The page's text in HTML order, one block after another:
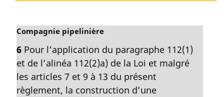
N
t
e
m
a
Compagnie pipelinière
6 Pour l’application du paragraphe 112(1)
et de l’alinéa 112(2)a) de la Loi et malgré
les articles 7 et 9 à 13 du présent
règlement, la construction d’une